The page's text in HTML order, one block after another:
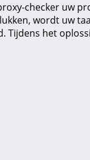
checker uw
wordt uw
het